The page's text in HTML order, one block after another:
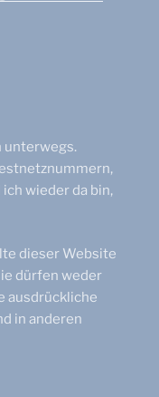
unterwegs.
wieder da bin,
dieser Website
dürfen weder
ausdrückliche
in anderen